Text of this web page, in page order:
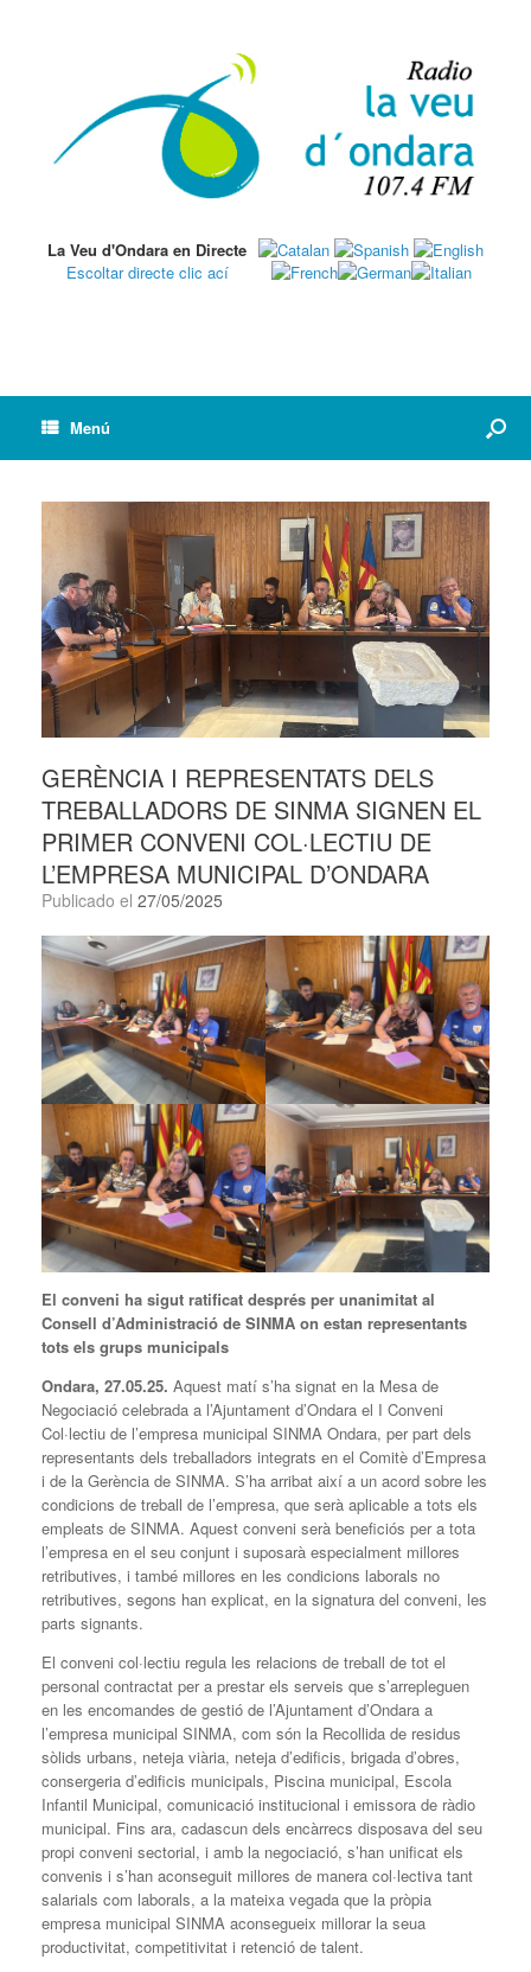
La Veu d'Ondara en Directe
Escoltar directe clic ací
Menú
GERÈNCIA I REPRESENTATS DELS
TREBALLADORS DE SINMA SIGNEN EL
PRIMER CONVENI COL·LECTIU DE
L’EMPRESA MUNICIPAL D’ONDARA
Publicado el 27/05/2025
El conveni ha sigut ratificat després per unanimitat al
Consell d’Administració de SINMA on estan representants
tots els grups municipals
Ondara, 27.05.25. Aquest matí s’ha signat en la Mesa de
Negociació celebrada a l’Ajuntament d’Ondara el I Conveni
Col·lectiu de l’empresa municipal SINMA Ondara, per part dels
representants dels treballadors integrats en el Comitè d’Empresa
i de la Gerència de SINMA. S’ha arribat així a un acord sobre les
condicions de treball de l’empresa, que serà aplicable a tots els
empleats de SINMA. Aquest conveni serà beneficiós per a tota
l’empresa en el seu conjunt i suposarà especialment millores
retributives, i també millores en les condicions laborals no
retributives, segons han explicat, en la signatura del conveni, les
parts signants.
El conveni col·lectiu regula les relacions de treball de tot el
personal contractat per a prestar els serveis que s’arrepleguen
en les encomandes de gestió de l’Ajuntament d’Ondara a
l’empresa municipal SINMA, com són la Recollida de residus
sòlids urbans, neteja viària, neteja d’edificis, brigada d’obres,
consergeria d’edificis municipals, Piscina municipal, Escola
Infantil Municipal, comunicació institucional i emissora de ràdio
municipal. Fins ara, cadascun dels encàrrecs disposava del seu
propi conveni sectorial, i amb la negociació, s’han unificat els
convenis i s’han aconseguit millores de manera col·lectiva tant
salarials com laborals, a la mateixa vegada que la pròpia
empresa municipal SINMA aconsegueix millorar la seua
productivitat, competitivitat i retenció de talent.